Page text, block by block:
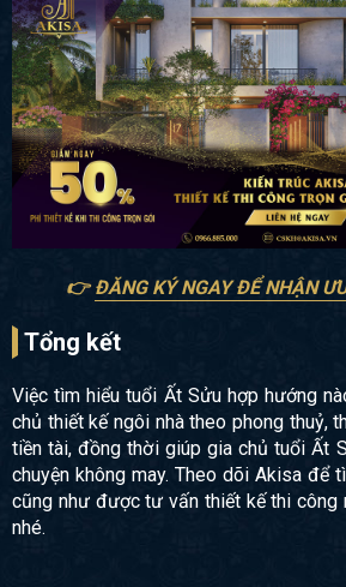
👉ĐĂNG KÝ NGAY ĐỂ NHẬN
Tổng kết
Việc tìm hiểu tuổi Ất Sửu hợp hướng
chủ thiết kế ngôi nhà theo phong thuỷ,
tiền tài, đồng thời giúp gia chủ tuổi Ất
chuyện không may. Theo dõi Akisa để
cũng như được tư vấn thiết kế thi công
nhé.